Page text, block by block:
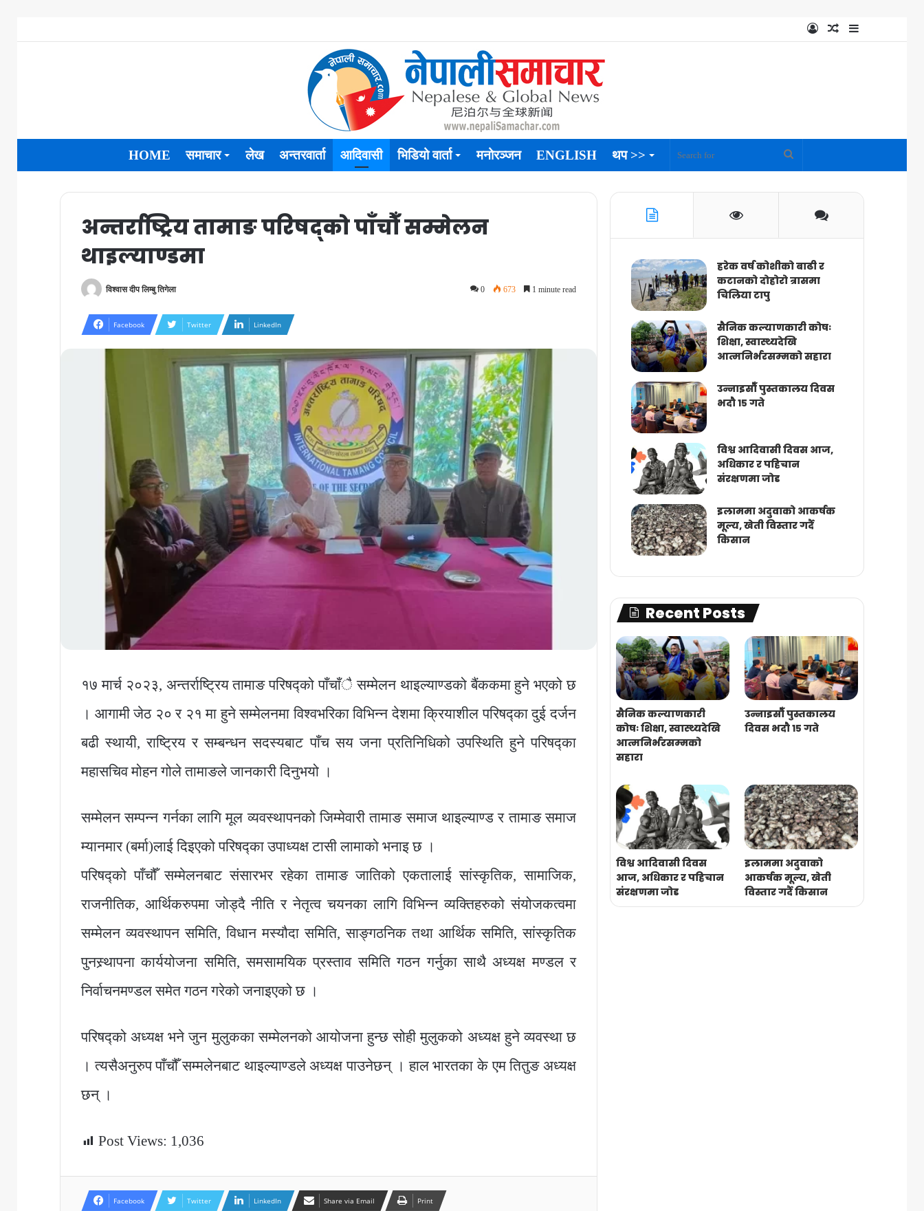
Sidebar
Random
Log
HOME समाचार लेख अन्तरवार्ता आदिवासी भिडियो वार्ता मनोरञ्जन ENGLISH थप >>
अन्तर्राष्ट्रिय तामाङ परिषद्को पाँचौँ सम्मेलन
थाइल्याण्डमा
विश्वास दीप लिम्बु तिगेला 0 673 1 minute read
Facebook Twitter LinkedIn
१७ मार्च २०२३, अन्तर्राष्ट्रिय तामाङ परिषद्को पाँचाँै सम्मेलन थाइल्याण्डको बैंककमा हुने भएको छ
। आगामी जेठ २० र २१ मा हुने सम्मेलनमा विश्वभरिका विभिन्न देशमा क्रियाशील परिषद्का दुई दर्जन
बढी स्थायी, राष्ट्रिय र सम्बन्धन सदस्यबाट पाँच सय जना प्रतिनिधिको उपस्थिति हुने परिषद्का
महासचिव मोहन गोले तामाङले जानकारी दिनुभयो ।
सम्मेलन सम्पन्न गर्नका लागि मूल व्यवस्थापनको जिम्मेवारी तामाङ समाज थाइल्याण्ड र तामाङ समाज
म्यानमार (बर्मा)लाई दिइएको परिषद्का उपाध्यक्ष टासी लामाको भनाइ छ ।
परिषद्को पाँचौँ सम्मेलनबाट संसारभर रहेका तामाङ जातिको एकतालाई सांस्कृतिक, सामाजिक,
राजनीतिक, आर्थिकरुपमा जोड्दै नीति र नेतृत्व चयनका लागि विभिन्न व्यक्तिहरुको संयोजकत्वमा
सम्मेलन व्यवस्थापन समिति, विधान मस्यौदा समिति, साङ्गठनिक तथा आर्थिक समिति, सांस्कृतिक
पुनस्र्थापना कार्ययोजना समिति, समसामयिक प्रस्ताव समिति गठन गर्नुका साथै अध्यक्ष मण्डल र
निर्वाचनमण्डल समेत गठन गरेको जनाइएको छ ।
परिषद्को अध्यक्ष भने जुन मुलुकका सम्मेलनको आयोजना हुन्छ सोही मुलुकको अध्यक्ष हुने व्यवस्था छ
। त्यसैअनुरुप पाँचौँ सम्मलेनबाट थाइल्याण्डले अध्यक्ष पाउनेछन् । हाल भारतका के एम तितुङ अध्यक्ष
छन् ।
Post Views: 1,036
Facebook Twitter LinkedIn Share via Email Print
हरेक वर्ष कोशीको बाढी र
कटानको दोहोरो त्रासमा
चिलिया टापु
सैनिक कल्याणकारी कोषः
शिक्षा, स्वास्थ्यदेखि
आत्मनिर्भरसम्मको सहारा
उन्नाइसौँ पुस्तकालय दिवस
भदौ १५ गते
विश्व आदिवासी दिवस आज,
अधिकार र पहिचान
संरक्षणमा जोड
इलाममा अदुवाको आकर्षक
मूल्य, खेती विस्तार गर्दै
किसान
Recent Posts
सैनिक कल्याणकारी
कोषः शिक्षा, स्वास्थ्यदेखि
आत्मनिर्भरसम्मको
सहारा
उन्नाइसौँ पुस्तकालय
दिवस भदौ १५ गते
विश्व आदिवासी दिवस
आज, अधिकार र पहिचान
संरक्षणमा जोड
इलाममा अदुवाको
आकर्षक मूल्य, खेती
विस्तार गर्दै किसान